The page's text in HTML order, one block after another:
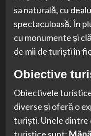
sa naturală, cu
spectaculoasă. În
cu monumente și
de mii de turiști în
Obiective
Obiectivele
diverse și oferă o
turiști. Unele dintre